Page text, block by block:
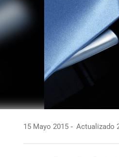
15 Mayo 2015 Actualizado